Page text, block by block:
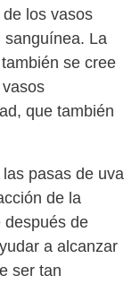
los vasos
La
se cree
que también
pasas de uva
de la
después de
a alcanzar
ser tan